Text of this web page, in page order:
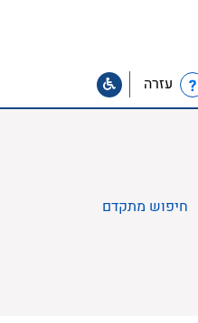
עזרה
חיפוש מתקדם